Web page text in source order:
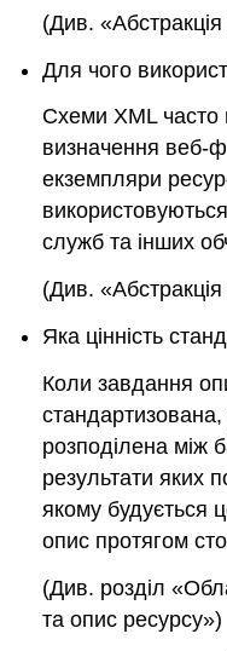
(Див.
Для чого
СхемиXMLчасто
визначення веб-
екземпляри
служб та інших
(Див.
Яка цінність
Коли завдання
розподілена між
результати яких
якому будується
опис протягом
(Див. розділ
та опис ресурсу»)